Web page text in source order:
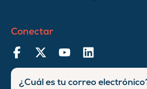
Conectar
Ingresar
dirección